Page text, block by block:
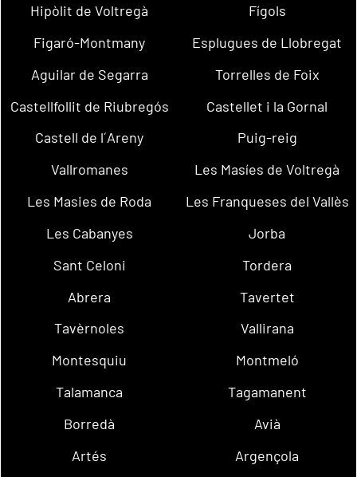
Hipòlit de Voltregà
Fígols
Figaró-Montmany
Esplugues de Llobregat
Aguilar de Segarra
Torrelles de Foix
Castellfollit de Riubregós
Castellet i la Gornal
Castell de l´Areny
Puig-reig
Vallromanes
Les Masíes de Voltregà
Les Masies de Roda
Les Franqueses del Vallès
Les Cabanyes
Jorba
Sant Celoni
Tordera
Abrera
Tavertet
Tavèrnoles
Vallirana
Montesquiu
Montmeló
Talamanca
Tagamanent
Borredà
Avià
Artés
Argençola